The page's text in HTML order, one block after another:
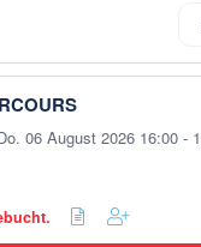
06 August 2026 16:00 -